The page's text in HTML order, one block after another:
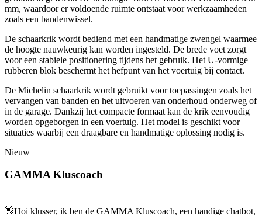
mm, waardoor er voldoende ruimte ontstaat voor werkzaamheden
zoals een bandenwissel.
De schaarkrik wordt bediend met een handmatige zwengel waarmee
de hoogte nauwkeurig kan worden ingesteld. De brede voet zorgt
voor een stabiele positionering tijdens het gebruik. Het U-vormige
rubberen blok beschermt het hefpunt van het voertuig bij contact.
De Michelin schaarkrik wordt gebruikt voor toepassingen zoals het
vervangen van banden en het uitvoeren van onderhoud onderweg of
in de garage. Dankzij het compacte formaat kan de krik eenvoudig
worden opgeborgen in een voertuig. Het model is geschikt voor
situaties waarbij een draagbare en handmatige oplossing nodig is.
Nieuw
GAMMA Kluscoach
👋Hoi klusser, ik ben de GAMMA Kluscoach, een handige chatbot,